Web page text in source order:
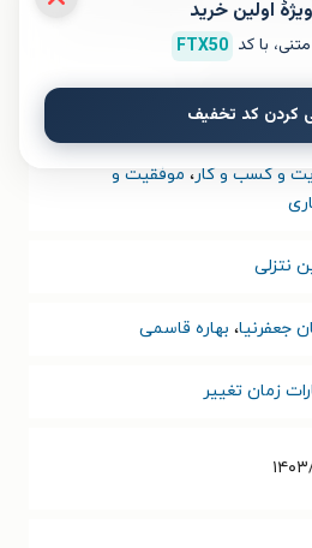
و عبور از یک میلیون دلار درآمد!
و کسب و کار، موفقیت و
نتزلی
جعفرنیا، بهاره قاسمی
زمان تغییر
۱۵
با کد FTX50
کردن کد تخفیف